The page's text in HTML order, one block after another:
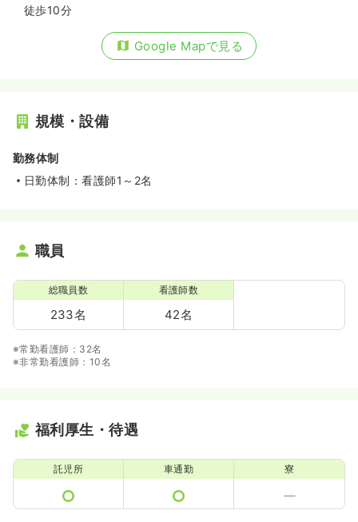
徒歩10分
Google Mapで見る
規模・設備
勤務体制
日勤体制：看護師1～2名
職員
総職員数
233名
看護師数
42名
※常勤看護師：32名
※非常勤看護師：10名
福利厚生・待遇
託児所 車通勤 寮